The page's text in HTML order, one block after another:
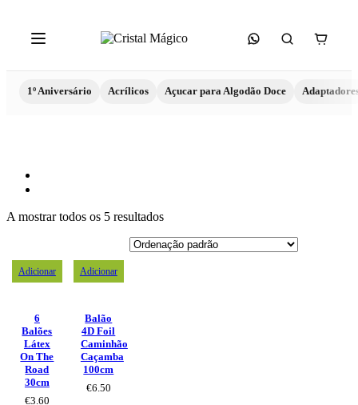
1º Aniversário Acrílicos Açucar para Algodão Doce
A mostrar todos os 5 resultados
Adicionar
6
Balões
Látex
On The
Road
30cm
€3.60
Adicionar
Balão
4D Foil
Caminhão
Caçamba
100cm
€6.50